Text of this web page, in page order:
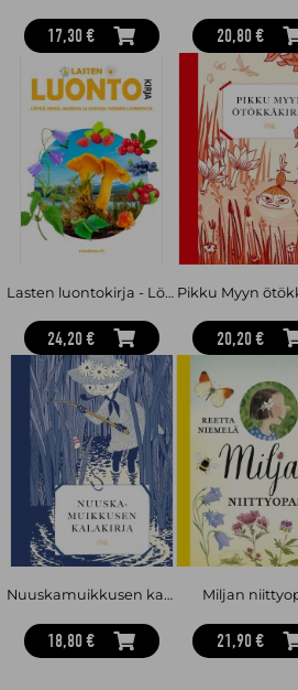
17,30 € 20,80 €
Lasten luontokirja - Löydä sieniä, marjoja ja kasveja Suomen luonnosta
24,20 €
Pikku Myyn
20,20 €
Nuuskamuikkusen kalakirja
18,80 €
Miljan
21,90 €